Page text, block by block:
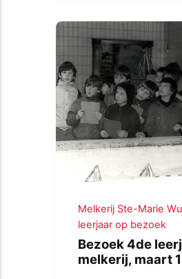
Melkerij Ste-Marie
leerjaar op bezoek
Bezoek 4de
melkerij, maart